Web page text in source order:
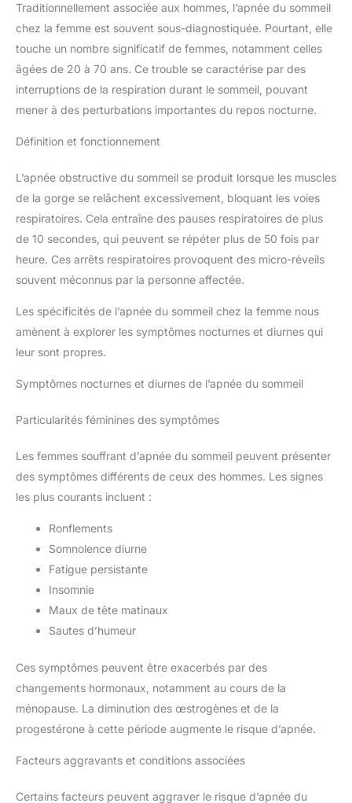
Traditionnellement associée aux hommes, l’apnée du sommeil
chez la femme est souvent sous-diagnostiquée. Pourtant, elle
touche un nombre significatif de femmes, notamment celles
âgées de 20 à 70 ans. Ce trouble se caractérise par des
interruptions de la respiration durant le sommeil, pouvant
mener à des perturbations importantes du repos nocturne.
Définition et fonctionnement
L’apnée obstructive du sommeil se produit lorsque les muscles
de la gorge se relâchent excessivement, bloquant les voies
respiratoires. Cela entraîne des pauses respiratoires de plus
de 10 secondes, qui peuvent se répéter plus de 50 fois par
heure. Ces arrêts respiratoires provoquent des micro-réveils
souvent méconnus par la personne affectée.
Les spécificités de l’apnée du sommeil chez la femme nous
amènent à explorer les symptômes nocturnes et diurnes qui
leur sont propres.
Symptômes nocturnes et diurnes de l’apnée du sommeil
Particularités féminines des symptômes
Les femmes souffrant d’apnée du sommeil peuvent présenter
des symptômes différents de ceux des hommes. Les signes
les plus courants incluent :
Ronflements
Somnolence diurne
Fatigue persistante
Insomnie
Maux de tête matinaux
Sautes d’humeur
Ces symptômes peuvent être exacerbés par des
changements hormonaux, notamment au cours de la
ménopause. La diminution des œstrogènes et de la
progestérone à cette période augmente le risque d’apnée.
Facteurs aggravants et conditions associées
Certains facteurs peuvent aggraver le risque d’apnée du